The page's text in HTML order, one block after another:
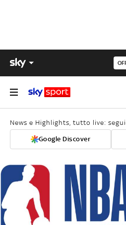
News e Highlights, tutto live:
Google Discover